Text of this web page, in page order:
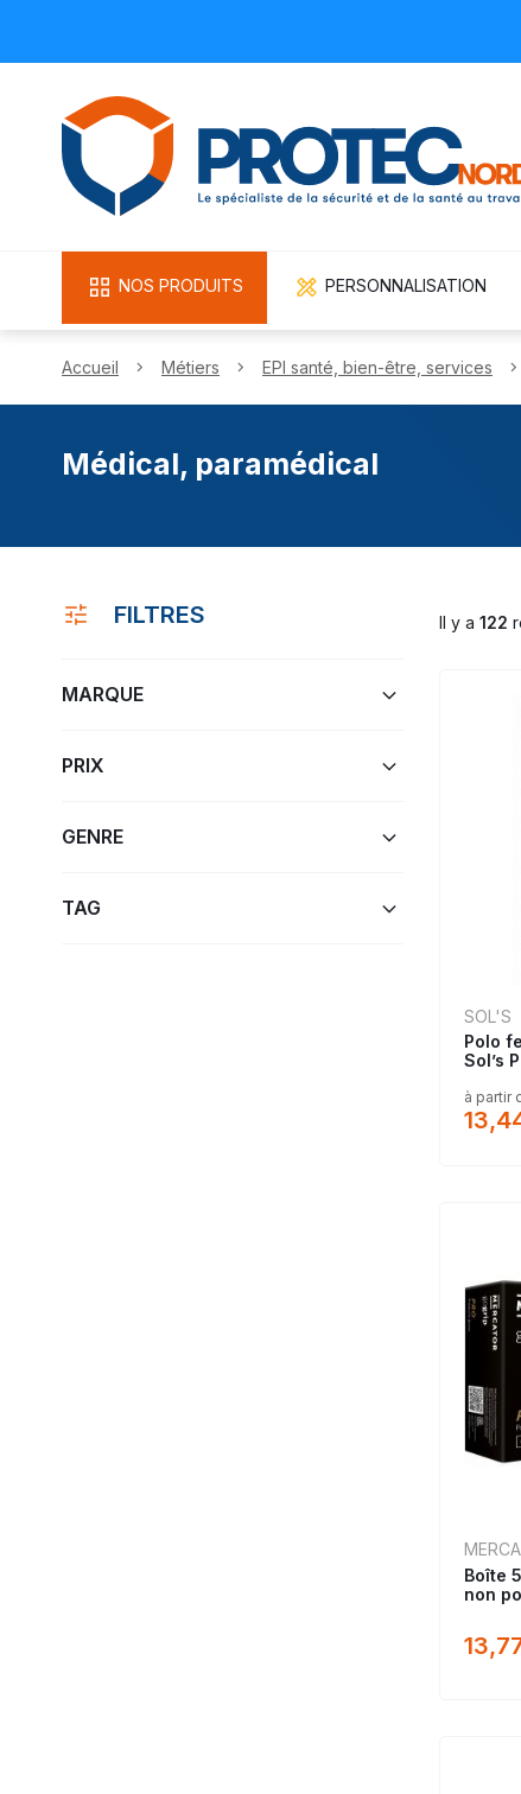
NOS PRODUITS PERSONNALISATION
Accueil Métiers EPI santé, bien-être, services
Médical, paramédical
Il y a 122
SOL'S
Polo
Sol’s
à partir
Boîte
non
FILTRES
MARQUE
PRIX
GENRE
TAG